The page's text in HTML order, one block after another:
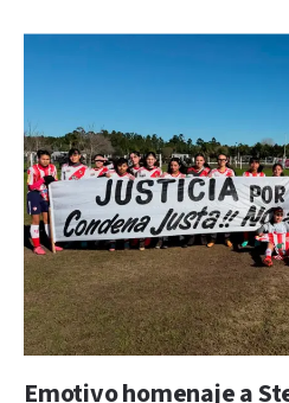
Emotivo homenaje a